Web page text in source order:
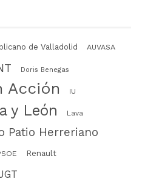
de Valladolid AUVASA
Doris Benegas
Acción IU
y León Lava
Patio Herreriano
Renault